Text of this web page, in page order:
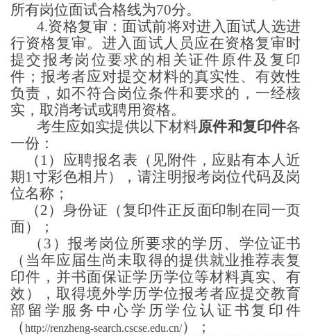
所有岗位面试合格线为70分。
4.资格复审：面试前将对进入面试人选进
行资格复审。进入面试人员应在资格复审时
提交报考岗位要求的相关证件原件及复印
件； 报考者应对提交材料的真实性、有效性
负责，如不符合岗位条件和要求的，一经核
实，取消考试或聘用资格。
考生应如实提供以下材料原件和复印件各
一份：
（1）应聘报名表（见附件，应贴有本人近
期1寸彩色相片），请注明报考岗位代码及岗
位名称；
（2）身份证 （复印件正反面印制 在同一页
面）
；
（ 3）报考岗位所要求的学历、学位证书
（当年应届生尚未取得的提供就业推荐表复
印件，并书面保证学历学位等材料真实、有
效），取得境外学历学位报考者应提交教育
部留学服务中心学历学位认证书复印件
（http://renzheng-search.cscse.edu.cn/）；